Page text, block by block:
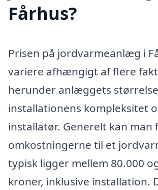
Fårhus?
Prisen på jordvarmeanlæg i
variere afhængigt af flere
herunder anlæggets
installationens kompleksitet
installatør. Generelt kan man
omkostningerne til et
typisk ligger mellem 80.000
kroner, inklusive installation.